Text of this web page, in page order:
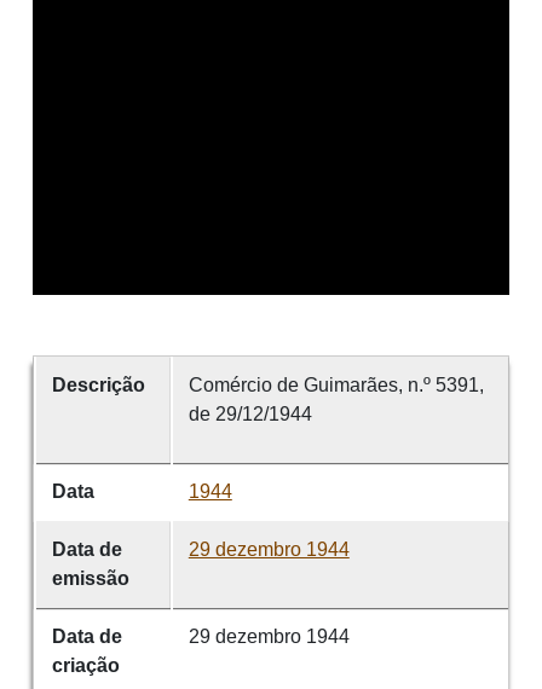
Descrição
Comércio de Guimarães, n.º 5391,
de 29/12/1944
Data 1944
Data de
emissão
29 dezembro 1944
Data de
criação
29 dezembro 1944